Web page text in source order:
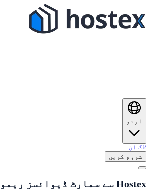
اردو
لاگ ان
شروع کریں
Hostex سے سمارٹ ڈیوائسز ریموٹ کنٹرول کریں